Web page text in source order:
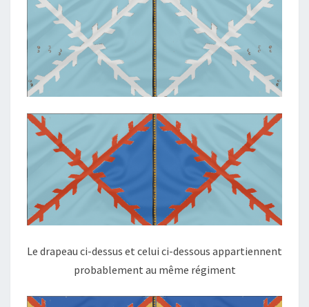
Le drapeau ci-dessus et celui ci-dessous appartiennent
probablement au même régiment